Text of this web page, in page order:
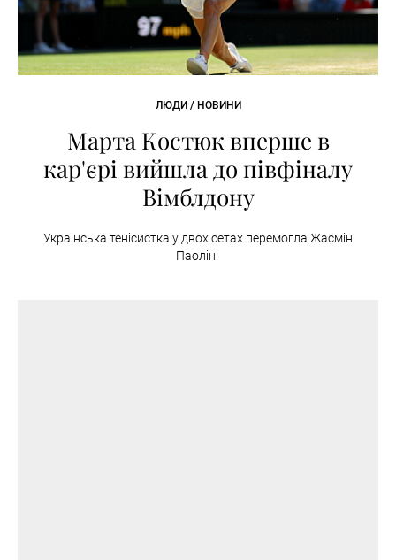
ЛЮДИ / НОВИНИ
Марта Костюк вперше в
кар'єрі вийшла до півфіналу
Вімблдону
Українська тенісистка у двох сетах перемогла Жасмін
Паоліні